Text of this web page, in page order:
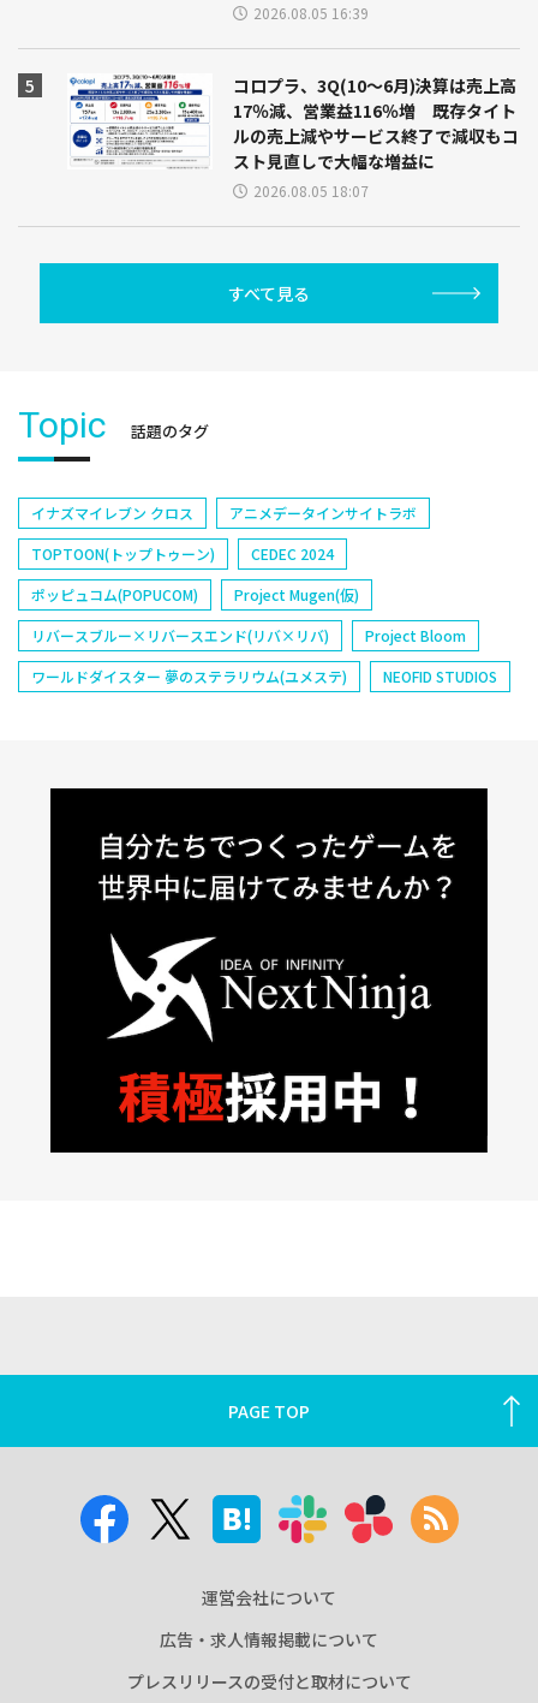
2026.08.05 16:39
コロプラ、3Q(10～6月)決算は売上高
17％減、営業益116％増 既存タイト
ルの売上減やサービス終了で減収もコ
スト見直しで大幅な増益に
2026.08.05 18:07
すべて見る
Topic 話題のタグ
イナズマイレブン クロス
アニメデータインサイトラボ
TOPTOON(トップトゥーン)
CEDEC 2024
ポッピュコム(POPUCOM)
Project Mugen(仮)
リバースブルー×リバースエンド(リバ×リバ)
Project Bloom
ワールドダイスター 夢のステラリウム(ユメステ)
NEOFID STUDIOS
PAGE TOP
運営会社について
広告・求人情報掲載について
プレスリリースの受付と取材について